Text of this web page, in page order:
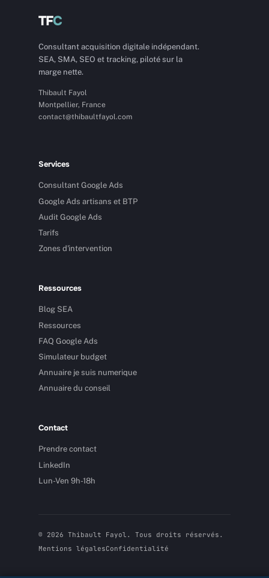
TFC
Consultant acquisition digitale indépendant.
SEA, SMA, SEO et tracking, piloté sur la
marge nette.
Thibault Fayol
Montpellier, France
contact@thibaultfayol.com
Services
Consultant Google Ads
Google Ads artisans et BTP
Audit Google Ads
Tarifs
Zones d'intervention
Ressources
Blog SEA
Ressources
FAQ Google Ads
Simulateur budget
Annuaire je suis numerique
Annuaire du conseil
Contact
Prendre contact
LinkedIn
Lun-Ven 9h-18h
© 2026 Thibault Fayol. Tous droits réservés.
Mentions légalesConfidentialité